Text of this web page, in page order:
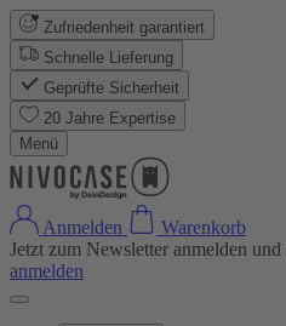
Zufriedenheit garantiert
Schnelle Lieferung
Geprüfte Sicherheit
20 Jahre Expertise
Menü
Anmelden
Warenkorb
Jetzt zum Newsletter anmelden und
anmelden